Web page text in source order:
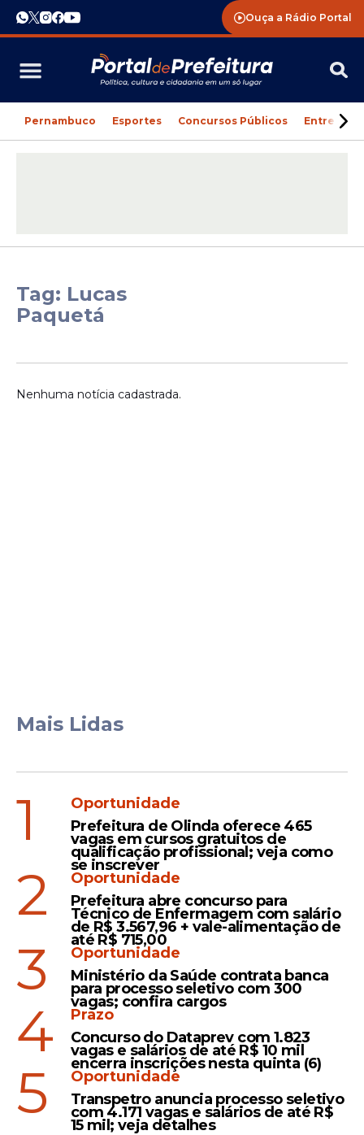
Ouça a Rádio Portal
Pernambuco Esportes Concursos Públicos
Tag: Lucas
Paquetá
Nenhuma notícia cadastrada.
Mais Lidas
1
Oportunidade
Prefeitura de Olinda oferece 465
vagas em cursos gratuitos de
qualificação profissional; veja como
se inscrever
2
Oportunidade
Prefeitura abre concurso para
Técnico de Enfermagem com salário
de R$ 3.567,96 + vale-alimentação de
até R$ 715,00
3
Oportunidade
Ministério da Saúde contrata banca
para processo seletivo com 300
vagas; confira cargos
4
Prazo
Concurso do Dataprev com 1.823
vagas e salários de até R$ 10 mil
encerra inscrições nesta quinta (6)
5
Oportunidade
Transpetro anuncia processo seletivo
com 4.171 vagas e salários de até R$
15 mil; veja detalhes